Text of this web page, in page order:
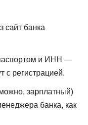
сайт банка
и ИНН —
с регистрацией.
зарплатный)
банка, как